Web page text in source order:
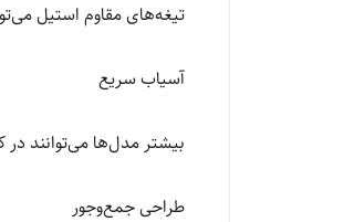
تیغه‌های مقاوم استیل
آسیاب سریع
بیشتر مدل‌ها می‌توانند در
طراحی جمع‌وجور